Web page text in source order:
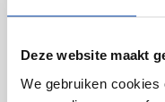
Deze website maakt
We gebruiken
thermische print